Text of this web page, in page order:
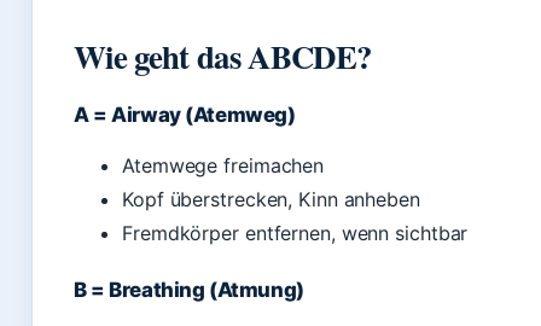
Wie geht das ABCDE?
A = Airway (Atemweg)
Atemwege freimachen
Kopf überstrecken, Kinn anheben
Fremdkörper entfernen, wenn sichtbar
B = Breathing (Atmung)